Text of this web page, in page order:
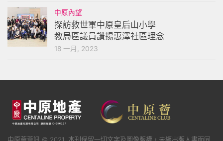
中原內望
探訪救世軍中原皇后山小學
教局區議員讚揚惠澤社區理念
18 一月, 2023